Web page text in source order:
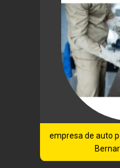
empresa de auto